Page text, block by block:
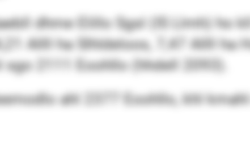
dhme Elillo Sgsl (IS Llmh) ho
Allll ha Slhldeloos, 7,47 Allll
2111 Eoohllo (hhdell 2093).
ahl 2377 Eoohllo, khl